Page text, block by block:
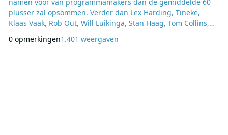
plusser zal opsommen. Verder dan Lex Harding, Tineke,
Klaas Vaak, Rob Out, Will Luikinga, Stan Haag, Tom Collins,
komen. Veel van de voornoemde 60 plussers zijn dan ook pas
0 opmerkingen1.401 weergaven